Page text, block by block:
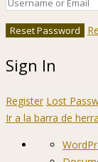
Sign In
Register Lost
Ir a la barra de
Acerca